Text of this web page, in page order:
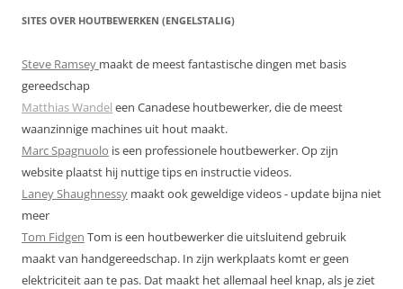
SITES OVER HOUTBEWERKEN (ENGELSTALIG)
Steve Ramsey maakt de meest fantastische dingen met basis
gereedschap
Matthias Wandel een Canadese houtbewerker, die de meest
waanzinnige machines uit hout maakt.
Marc Spagnuolo is een professionele houtbewerker. Op zijn
website plaatst hij nuttige tips en instructie videos.
Laney Shaughnessy maakt ook geweldige videos - update bijna niet
meer
Tom Fidgen Tom is een houtbewerker die uitsluitend gebruik
maakt van handgereedschap. In zijn werkplaats komt er geen
elektriciteit aan te pas. Dat maakt het allemaal heel knap, als je ziet